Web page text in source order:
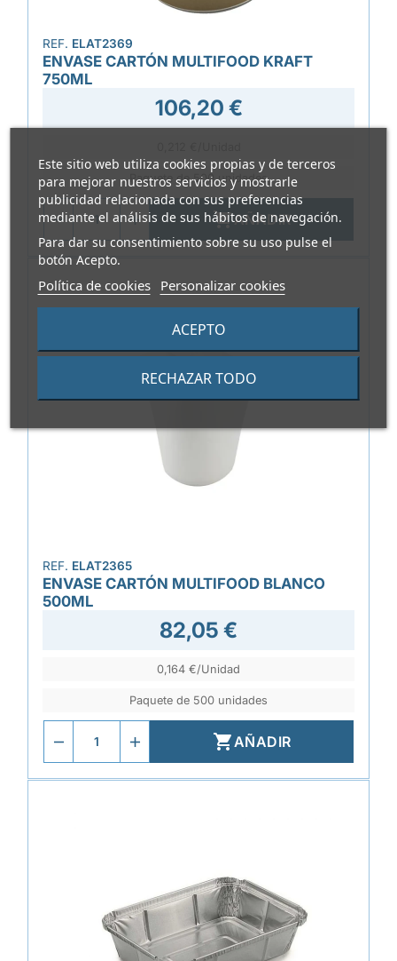
Este sitio web utiliza cookies propias y de terceros
para mejorar nuestros servicios y mostrarle
publicidad relacionada con sus preferencias
mediante el análisis de sus hábitos de navegación.
Para dar su consentimiento sobre su uso pulse el
botón Acepto.
Política de cookies Personalizar cookies
RECHAZAR TODO
ACEPTO
REF. ELAT2369
ENVASE CARTÓN MULTIFOOD KRAFT
750ML
106,20 €
Paquete de 500 unidades
AÑADIR
REF. ELAT2365
ENVASE CARTÓN MULTIFOOD BLANCO
500ML
82,05 €
0,164 €/Unidad
Paquete de 500 unidades
AÑADIR